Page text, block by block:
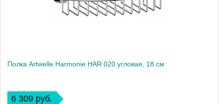
Полка Artwelle Harmonie HAR 020 угловая, 18 см
6 309 руб.